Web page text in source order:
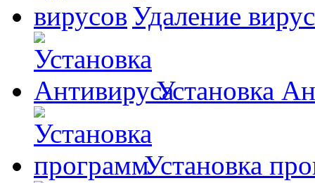
Удаление
Установка
Установка